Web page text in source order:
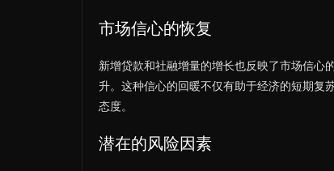
市场信心的恢复
新增贷款和社融增量的增长也反映了市场信心
升。这种信心的回暖不仅有助于经济的短期复
态度。
潜在的风险因素